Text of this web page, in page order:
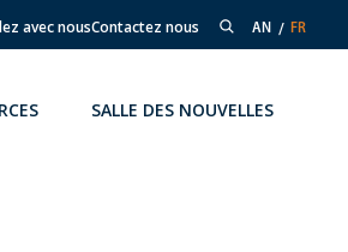
avec nousContactez nous AN FR
SALLE DES NOUVELLES